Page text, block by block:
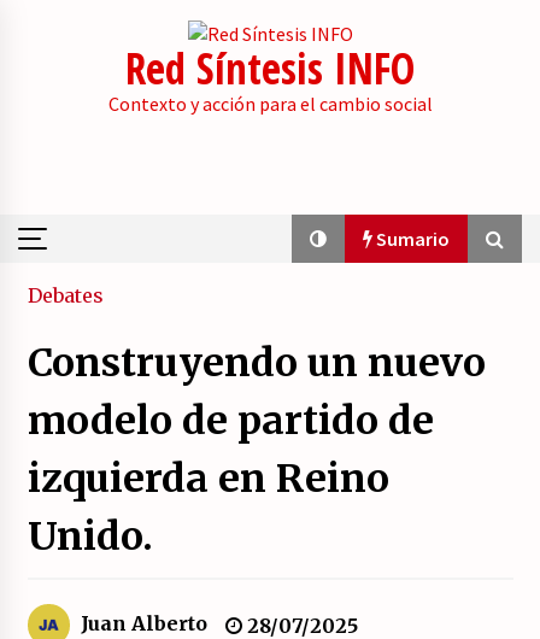
Red Síntesis INFO
Contexto y acción para el cambio social
Sumario
Sumario
La psicología de la desinformación y los
21/07/2026
Movilización social contra los presupuestos
políticos.
Debates
Construyendo un nuevo
modelo de partido de
izquierda en Reino
Unido.
Juan Alberto 28/07/2025